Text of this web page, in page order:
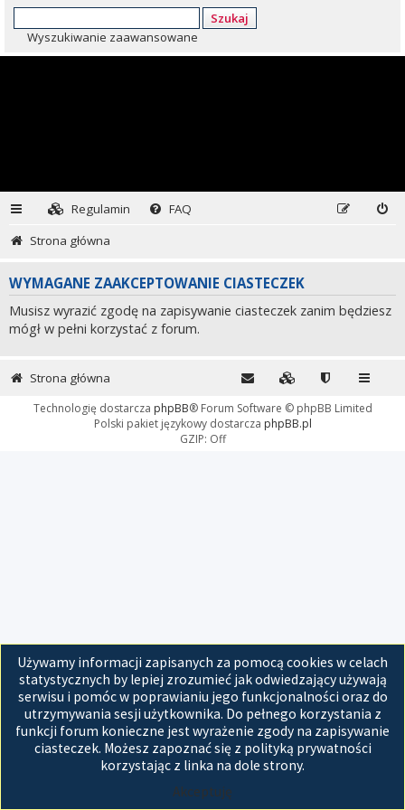
Szukaj
Wyszukiwanie zaawansowane
Regulamin
FAQ
Strona główna
WYMAGANE ZAAKCEPTOWANIE CIASTECZEK
Musisz wyrazić zgodę na zapisywanie ciasteczek zanim będziesz
mógł w pełni korzystać z forum.
Używamy informacji zapisanych za pomocą cookies w celach
statystycznych by lepiej zrozumieć jak odwiedzający używają
serwisu i pomóc w poprawianiu jego funkcjonalności oraz do
utrzymywania sesji użytkownika. Do pełnego korzystania z
funkcji forum konieczne jest wyrażenie zgody na zapisywanie
ciasteczek. Możesz zapoznać się z polityką prywatności
korzystając z linka na dole strony.
Akceptuję
Strona główna
Technologię dostarcza phpBB® Forum Software © phpBB Limited
Polski pakiet językowy dostarcza phpBB.pl
GZIP: Off